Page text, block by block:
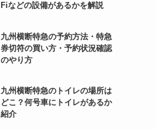
Fiなどの設備があるかを解説
九州横断特急の予約方法・特急
券切符の買い方・予約状況確認
のやり方
九州横断特急のトイレの場所は
どこ？何号車にトイレがあるか
紹介